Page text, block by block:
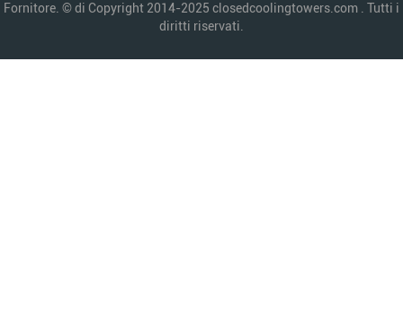
Fornitore. © di Copyright 2014-2025 closedcoolingtowers.com . Tutti i
diritti riservati.